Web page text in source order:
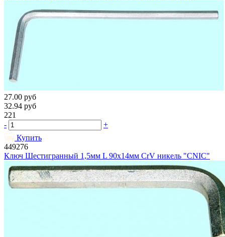
27.00 руб
32.94 руб
221
-
+
Купить
449276
Ключ Шестигранный 1,5мм L 90х14мм CrV никель "CNIC"